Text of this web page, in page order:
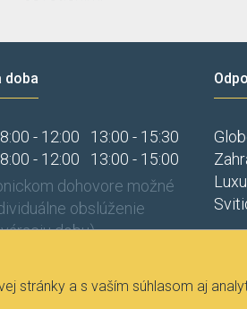
doba
8:00 - 12:00
13:00 - 15:30
8:00 - 12:00
13:00 - 15:00
dohovore možné
obslúženie
dobu).
stránky a s vaším súhlasom aj